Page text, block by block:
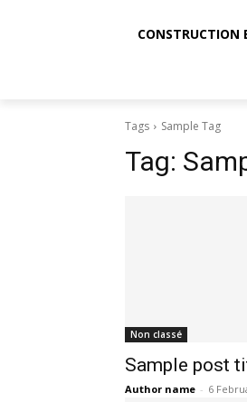
CONSTRUCTION
Tags Sample Tag
Tag:
Non classé
Sample post
Author name - 6